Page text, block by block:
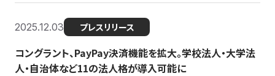
2025.12.03 プレスリリース
コングラント、PayPay決済機能を拡大。学校法人・大学法
人・自治体など11の法人格が導入可能に